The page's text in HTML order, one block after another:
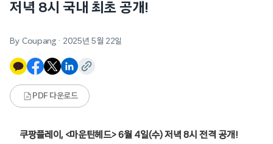
저녁 8시 국내 최초 공개!
By Coupang · 2025년 5월 22일
PDF 다운로드
쿠팡플레이, <마운틴헤드> 6월 4일(수) 저녁 8시 전격 공개!